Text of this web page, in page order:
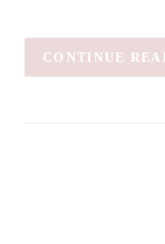
CONTINUE